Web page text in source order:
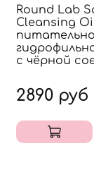
Round Lab
Cleansing
с чёрной
2890 руб